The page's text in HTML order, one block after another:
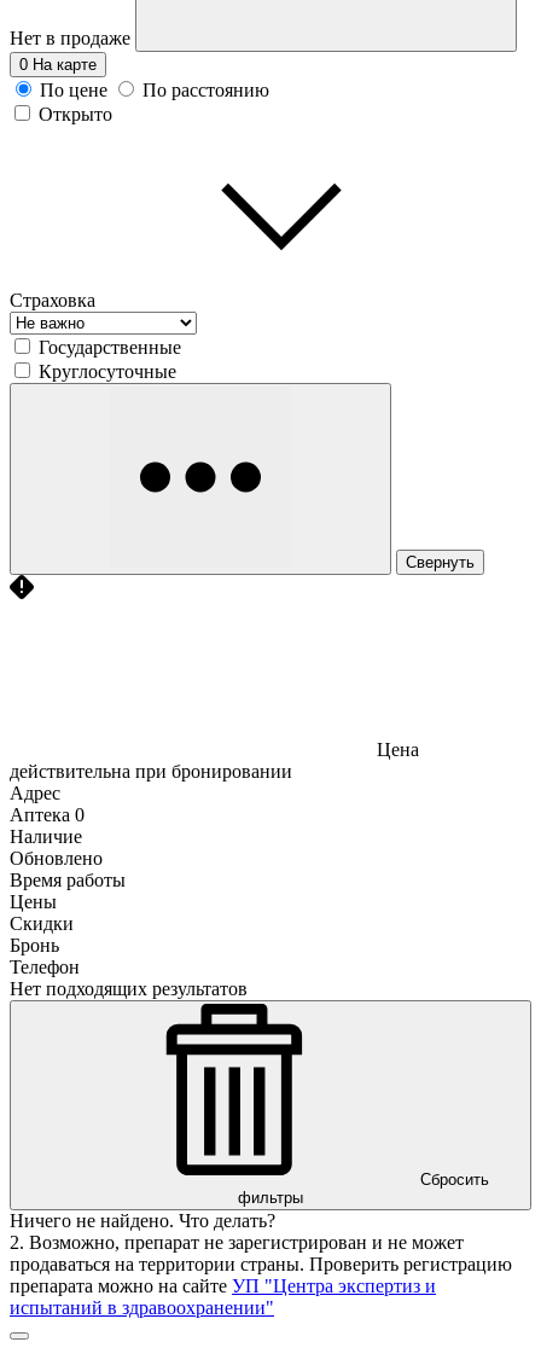
Нет в продаже
0 На карте
По цене
По расстоянию
Открыто
Страховка
Государственные
Круглосуточные
Свернуть
Цена
действительна при бронировании
Адрес
Аптека 0
Наличие
Обновлено
Время работы
Цены
Скидки
Бронь
Телефон
Нет подходящих результатов
Сбросить
фильтры
Ничего не найдено. Что делать?
2. Возможно, препарат не зарегистрирован и не может
продаваться на территории страны. Проверить регистрацию
препарата можно на сайте УП "Центра экспертиз и
испытаний в здравоохранении"